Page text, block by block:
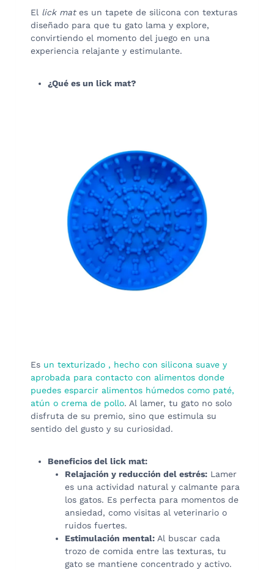
El lick mates un tapete de silicona con texturas
diseñado para que tu gato lama y explore,
convirtiendo el momento del juego en una
experiencia relajante y estimulante.
¿Qué es un lick mat?
Es un texturizado , hecho con silicona suave y
aprobada para contacto con alimentos donde
puedes esparcir alimentos húmedos como paté,
atún o crema de pollo. Al lamer, tu gato no solo
disfruta de su premio, sino que estimula su
sentido del gusto y su curiosidad.
Beneficios del lick mat:
Relajación y reducción del estrés: Lamer
es una actividad natural y calmante para
los gatos. Es perfecta para momentos de
ansiedad, como visitas al veterinario o
ruidos fuertes.
Estimulación mental: Al buscar cada
trozo de comida entre las texturas, tu
gato se mantiene concentrado y activo.